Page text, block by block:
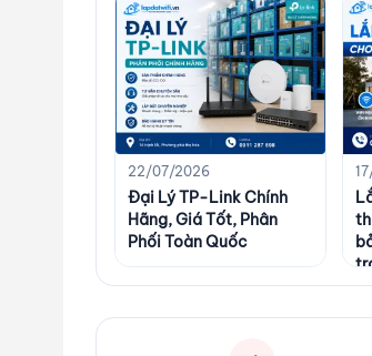
22/07/2026
Đại Lý TP-Link Chính
Hãng, Giá Tốt, Phân
Phối Toàn Quốc